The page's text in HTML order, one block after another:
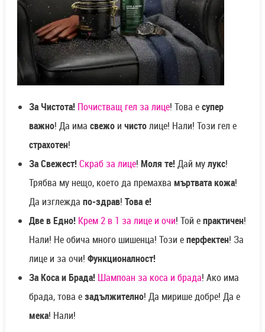
За Чистота! Почистващ гел за лице! Това есупер
важно! Да има свежои чистолице! Нали! Този гел е
страхотен!
За Свежест! Скраб за лице! Моля те! Дай мулукс!
Трябва му нещо, което да премахва мъртвата кожа!
Да изглежда по-здрав! Това е!
Две в Едно! Крем 2 в 1 за лице и очи! Той епрактичен!
Нали! Не обича много шишенца! Този еперфектен! За
лице и за очи! Функционалност!
За Коса и Брада! Шампоан за коса и брада! Ако има
брада, това езадължително! Да мирише добре! Да е
мека! Нали!